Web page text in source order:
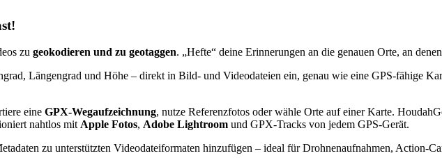
zu geokodieren und zu geotaggen. „Hefte“ deine Erinnerungen an die genauen Orte, an
Längengrad und Höhe – direkt in Bild- und Videodateien ein, genau wie eine GPS-fähige
eine GPX-Wegaufzeichnung, nutze Referenzfotos oder wähle Orte auf einer Karte.
nahtlos mit Apple Fotos, Adobe Lightroom und GPX-Tracks von jedem GPS-Gerät.
zu unterstützten Videodateiformaten hinzufügen – ideal für Drohnenaufnahmen, Action-